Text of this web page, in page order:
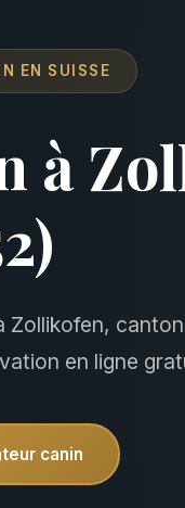
EN SUISSE
à
en ligne
canin